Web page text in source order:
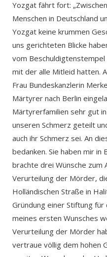
Yozgat fährt fort:
Menschen in Deutschland
Yozgat keine krummen
uns gerichteten Blicke
vom
mit der alle Mitleid hatten.
Frau Bundeskanzlerin
Märtyrer nach Berlin
Märtyrerfamilien sehr gut
unseren Schmerz geteilt
auch ihr Schmerz sei. An
bedanken. Sie haben mir
brachte drei Wünsche zum
Verurteilung der Mörder,
Holländischen Straße in
Gründung einer Stiftung
meines ersten Wunsches
Verurteilung der Mörder
vertraue völlig dem hohen